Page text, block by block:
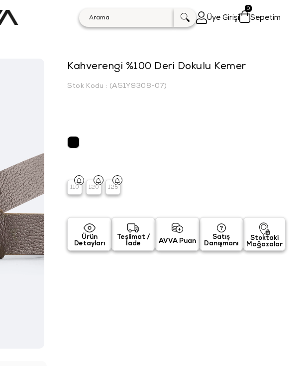
Üye Girişi Sepetim
0
Kahverengi %100 Deri Dokulu Kemer
Stok Kodu (A51Y9308-07)
110 120 125
Ürün
Detayları
Teslimat /
İade
AVVA Puan
Satış
Danışmanı
Stoktaki
Mağazalar